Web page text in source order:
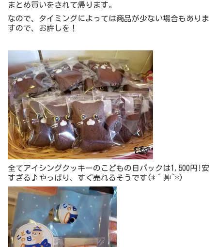
まとめ買いをされて帰ります。
なので、タイミングによっては商品が少ない場合もありま
すので、お許しを！
全てアイシングクッキーのこどもの日パックは1,500円!安
すぎる♪やっぱり、すぐ売れるそうです(*´艸`*)